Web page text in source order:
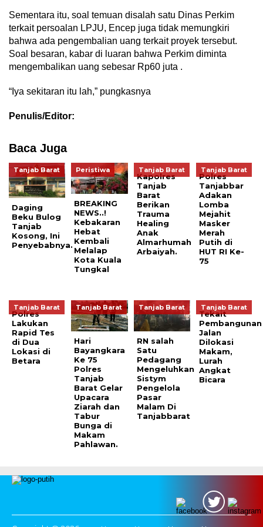
Sementara itu, soal temuan disalah satu Dinas Perkim
terkait persoalan LPJU, Encep juga tidak memungkiri
bahwa ada pengembalian uang terkait proyek tersebut.
Soal besaran, kabar di luaran bahwa Perkim diminta
mengembalikan uang sebesar Rp60 juta .
“Iya sekitaran itu lah,” pungkasnya
Penulis/Editor:
Baca Juga
Tanjab Barat
Daging
Beku Bulog
Tanjab
Kosong, Ini
Penyebabnya.
Peristiwa
BREAKING
NEWS..!
Kebakaran
Hebat
Kembali
Melalap
Kota Kuala
Tungkal
Tanjab Barat
Kapolres
Tanjab
Barat
Berikan
Trauma
Healing
Anak
Almarhumah
Arbaiyah.
Tanjab Barat
Polres
Tanjabbar
Adakan
Lomba
Mejahit
Masker
Merah
Putih di
HUT RI Ke-
75
Tanjab Barat
Polres
Lakukan
Rapid Tes
di Dua
Lokasi di
Betara
Tanjab Barat
Hari
Bayangkara
Ke 75
Polres
Tanjab
Barat Gelar
Upacara
Ziarah dan
Tabur
Bunga di
Makam
Pahlawan.
Tanjab Barat
RN salah
Satu
Pedagang
Mengeluhkan
Sistym
Pengelola
Pasar
Malam Di
Tanjabbarat
Tanjab Barat
Tekait
Pembangunan
Jalan
Dilokasi
Makam,
Lurah
Angkat
Bicara